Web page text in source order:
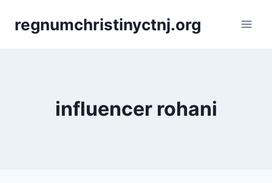
regnumchristinyctnj.org
influencer rohani